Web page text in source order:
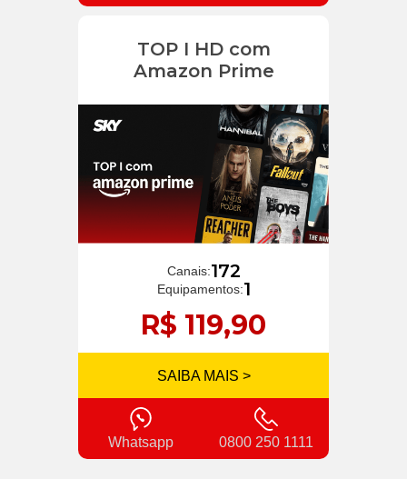
TOP I HD com
Amazon Prime
Canais:172
Equipamentos:1
R$ 119,90
SAIBA MAIS >
Whatsapp 0800 250 1111